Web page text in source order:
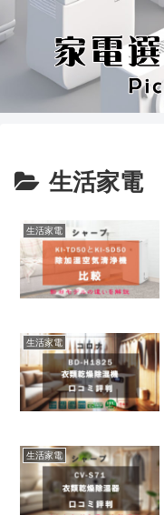
生活家電
生活家電
生活家電
生活家電